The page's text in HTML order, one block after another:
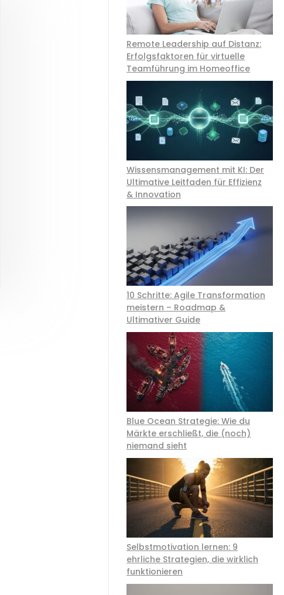
Remote Leadership auf Distanz:
Erfolgsfaktoren für virtuelle
Teamführung im Homeoffice
Wissensmanagement mit KI: Der
Ultimative Leitfaden für Effizienz
& Innovation
10 Schritte: Agile Transformation
meistern – Roadmap &
Ultimativer Guide
Blue Ocean Strategie: Wie du
Märkte erschließt, die (noch)
niemand sieht
Selbstmotivation lernen: 9
ehrliche Strategien, die wirklich
funktionieren
Kontakt
Termine